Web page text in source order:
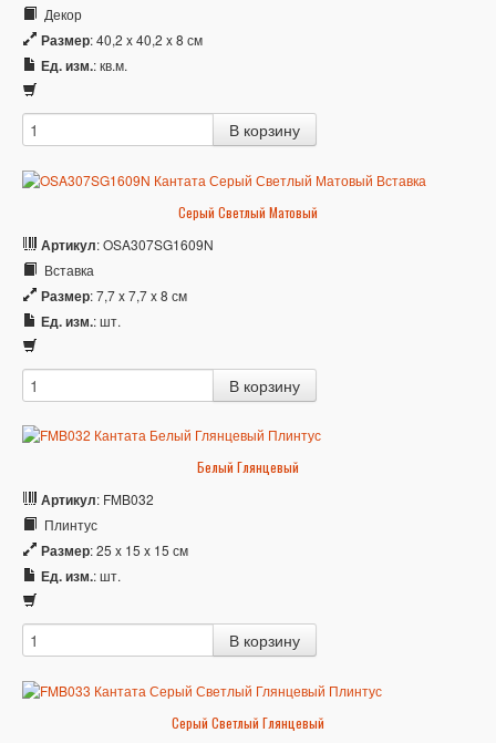
Декор
Размер: 40,2 x 40,2 x 8 см
Ед. изм.: кв.м.
Серый Светлый Матовый
Артикул: OSA307SG1609N
Вставка
Размер: 7,7 x 7,7 x 8 см
Ед. изм.: шт.
Белый Глянцевый
Артикул: FMB032
Плинтус
Размер: 25 x 15 x 15 см
Ед. изм.: шт.
Серый Светлый Глянцевый